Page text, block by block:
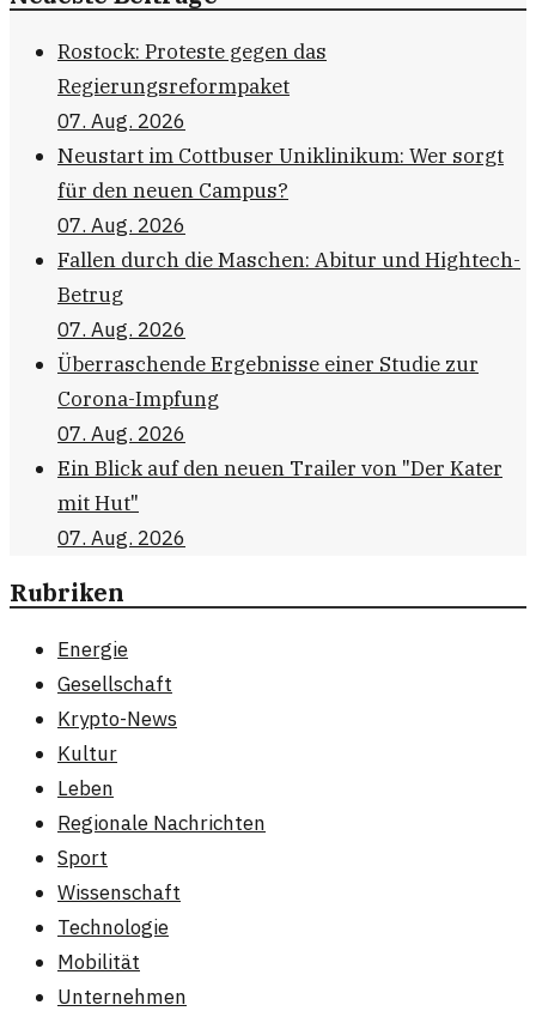
Rostock: Proteste gegen das
Regierungsreformpaket
07. Aug. 2026
Neustart im Cottbuser Uniklinikum: Wer sorgt
für den neuen Campus?
07. Aug. 2026
Fallen durch die Maschen: Abitur und Hightech-
Betrug
07. Aug. 2026
Überraschende Ergebnisse einer Studie zur
Corona-Impfung
07. Aug. 2026
Ein Blick auf den neuen Trailer von "Der Kater
mit Hut"
07. Aug. 2026
Rubriken
Energie
Gesellschaft
Krypto-News
Kultur
Leben
Regionale Nachrichten
Sport
Wissenschaft
Technologie
Mobilität
Unternehmen